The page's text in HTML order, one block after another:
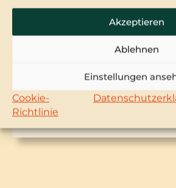
Akzeptieren
Ablehnen
Einstellungen
Cookie-
Richtlinie
Die Zimmer
Jedes Hotelzimmer – egal ob
sind mit Dusche, WC und TV
MEHR DAZU